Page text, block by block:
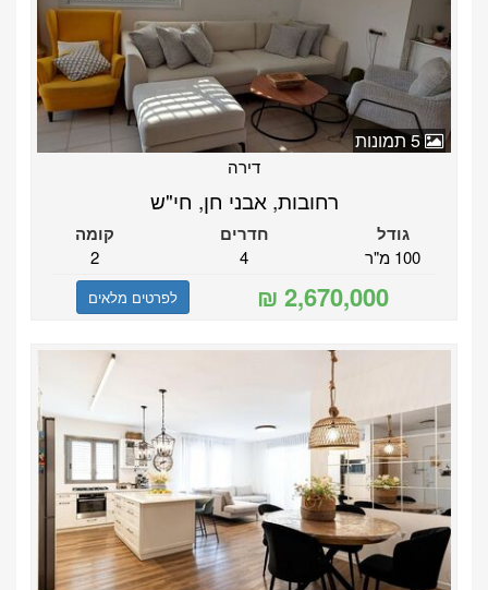
5 תמונות
דירה
רחובות, אבני חן, חי"ש
גודל
100 מ"ר
חדרים
4
קומה
2
לפרטים מלאים